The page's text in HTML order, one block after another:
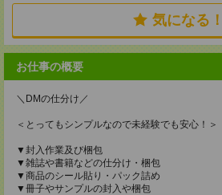
気になる！
お仕事の概要
＼DMの仕分け／
＜とってもシンプルなので未経験でも安心！＞
▼封入作業及び梱包
▼雑誌や書籍などの仕分け・梱包
▼商品のシール貼り・パック詰め
▼冊子やサンプルの封入や梱包